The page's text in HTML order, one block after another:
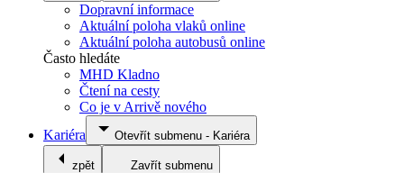
Dopravní informace
Aktuální poloha vlaků online
Aktuální poloha autobusů online
Často hledáte
MHD Kladno
Čtení na cesty
Co je v Arrivě nového
Kariéra
Otevřít submenu - Kariéra
zpět Zavřít submenu